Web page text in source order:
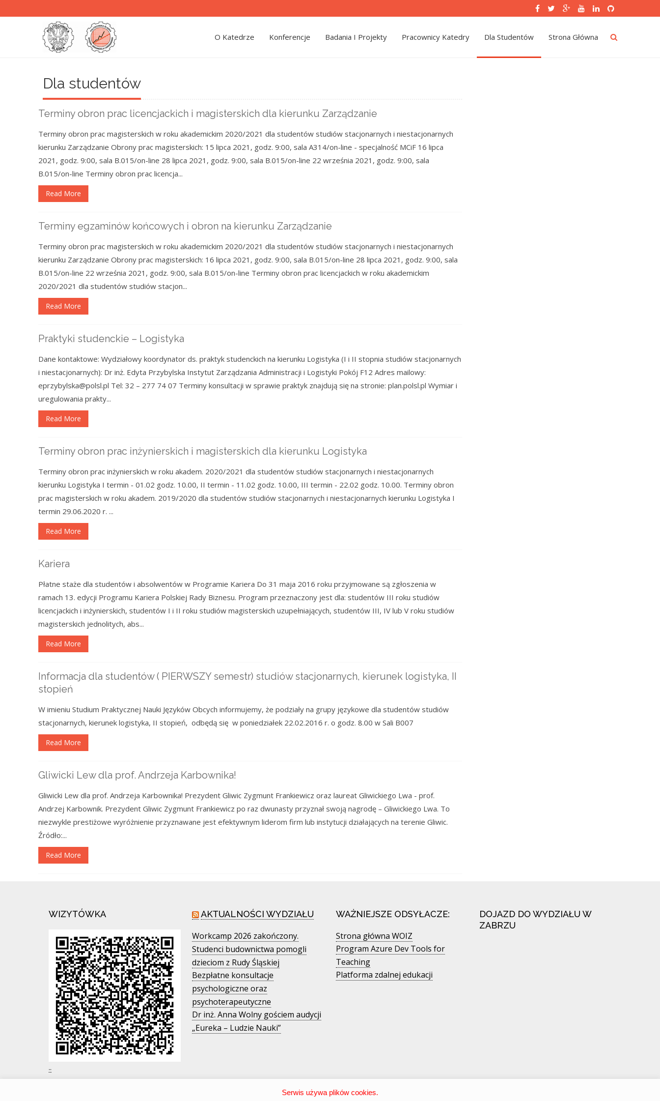
O Katedrze Konferencje Badania I Projekty Pracownicy Katedry Dla Studentów Strona Główna
Dla studentów
Terminy obron prac licencjackich i magisterskich dla kierunku Zarządzanie
Terminy obron prac magisterskich w roku akademickim 2020/2021 dla studentów studiów stacjonarnych i niestacjonarnych
kierunku Zarządzanie Obrony prac magisterskich: 15 lipca 2021, godz. 9:00, sala A314/on-line - specjalność MCiF 16 lipca
2021, godz. 9:00, sala B.015/on-line 28 lipca 2021, godz. 9:00, sala B.015/on-line 22 września 2021, godz. 9:00, sala
B.015/on-line Terminy obron prac licencja...
Read More
Terminy egzaminów końcowych i obron na kierunku Zarządzanie
Terminy obron prac magisterskich w roku akademickim 2020/2021 dla studentów studiów stacjonarnych i niestacjonarnych
kierunku Zarządzanie Obrony prac magisterskich: 16 lipca 2021, godz. 9:00, sala B.015/on-line 28 lipca 2021, godz. 9:00, sala
B.015/on-line 22 września 2021, godz. 9:00, sala B.015/on-line Terminy obron prac licencjackich w roku akademickim
2020/2021 dla studentów studiów stacjon...
Read More
Praktyki studenckie – Logistyka
Dane kontaktowe: Wydziałowy koordynator ds. praktyk studenckich na kierunku Logistyka (I i II stopnia studiów stacjonarnych
i niestacjonarnych): Dr inż. Edyta Przybylska Instytut Zarządzania Administracji i Logistyki Pokój F12 Adres mailowy:
eprzybylska@polsl.pl Tel: 32 – 277 74 07 Terminy konsultacji w sprawie praktyk znajdują się na stronie: plan.polsl.pl Wymiar i
uregulowania prakty...
Read More
Terminy obron prac inżynierskich i magisterskich dla kierunku Logistyka
Terminy obron prac inżynierskich w roku akadem. 2020/2021 dla studentów studiów stacjonarnych i niestacjonarnych
kierunku Logistyka I termin - 01.02 godz. 10.00, II termin - 11.02 godz. 10.00, III termin - 22.02 godz. 10.00. Terminy obron
prac magisterskich w roku akadem. 2019/2020 dla studentów studiów stacjonarnych i niestacjonarnych kierunku Logistyka I
termin 29.06.2020 r. ...
Read More
Kariera
Płatne staże dla studentów i absolwentów w Programie Kariera Do 31 maja 2016 roku przyjmowane są zgłoszenia w
ramach 13. edycji Programu Kariera Polskiej Rady Biznesu. Program przeznaczony jest dla: studentów III roku studiów
licencjackich i inżynierskich, studentów I i II roku studiów magisterskich uzupełniających, studentów III, IV lub V roku studiów
magisterskich jednolitych, abs...
Read More
Informacja dla studentów ( PIERWSZY semestr) studiów stacjonarnych, kierunek logistyka, II
stopień
W imieniu Studium Praktycznej Nauki Języków Obcych informujemy, że podziały na grupy językowe dla studentów studiów
stacjonarnych, kierunek logistyka, II stopień, odbędą się w poniedziałek 22.02.2016 r. o godz. 8.00 w Sali B007
Read More
Gliwicki Lew dla prof. Andrzeja Karbownika!
Gliwicki Lew dla prof. Andrzeja Karbownika! Prezydent Gliwic Zygmunt Frankiewicz oraz laureat Gliwickiego Lwa - prof.
Andrzej Karbownik. Prezydent Gliwic Zygmunt Frankiewicz po raz dwunasty przyznał swoją nagrodę – Gliwickiego Lwa. To
niezwykle prestiżowe wyróżnienie przyznawane jest efektywnym liderom firm lub instytucji działających na terenie Gliwic.
Źródło:...
Read More
WIZYTÓWKA
..
AKTUALNOŚCI WYDZIAŁU
Workcamp 2026 zakończony.
Studenci budownictwa pomogli
dzieciom z Rudy Śląskiej
Bezpłatne konsultacje
psychologiczne oraz
psychoterapeutyczne
Dr inż. Anna Wolny gościem audycji
„Eureka – Ludzie Nauki”
WAŻNIEJSZE ODSYŁACZE:
Strona główna WOIZ
Program Azure Dev Tools for
Teaching
Platforma zdalnej edukacji
DOJAZD DO WYDZIAŁU W
ZABRZU
Serwis używa plików cookies.